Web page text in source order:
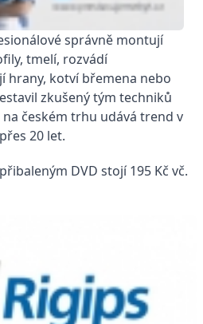
správně montují
tmelí, rozvádí
hrany, kotví břemena nebo
zkušený tým techniků
českém trhu udává trend v
20 let.
DVD stojí 195 Kč vč.